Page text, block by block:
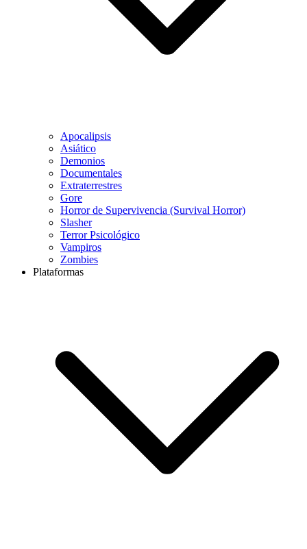
Apocalipsis
Asiático
Demonios
Documentales
Extraterrestres
Gore
Horror de Supervivencia (Survival Horror)
Slasher
Terror Psicológico
Vampiros
Zombies
Plataformas